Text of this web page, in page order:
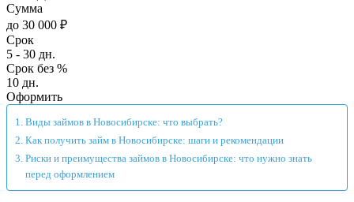
Сумма
до 30 000 ₽
Срок
5 - 30 дн.
Срок без %
10 дн.
Оформить
Виды займов в Новосибирске: что выбрать?
Как получить займ в Новосибирске: шаги и рекомендации
Риски и преимущества займов в Новосибирске: что нужно знать
перед оформлением